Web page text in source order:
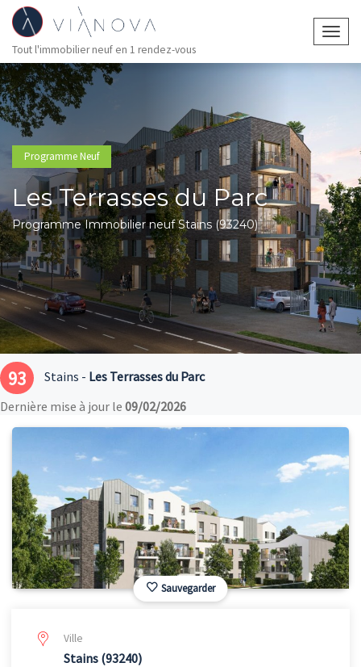
Tout l'immobilier neuf en 1 rendez-vous
Programme Neuf
Les Terrasses du Parc
Programme Immobilier neuf Stains (93240)
93 Stains - Les Terrasses du Parc
Dernière mise à jour le 09/02/2026
Sauvegarder
Ville
Stains (93240)